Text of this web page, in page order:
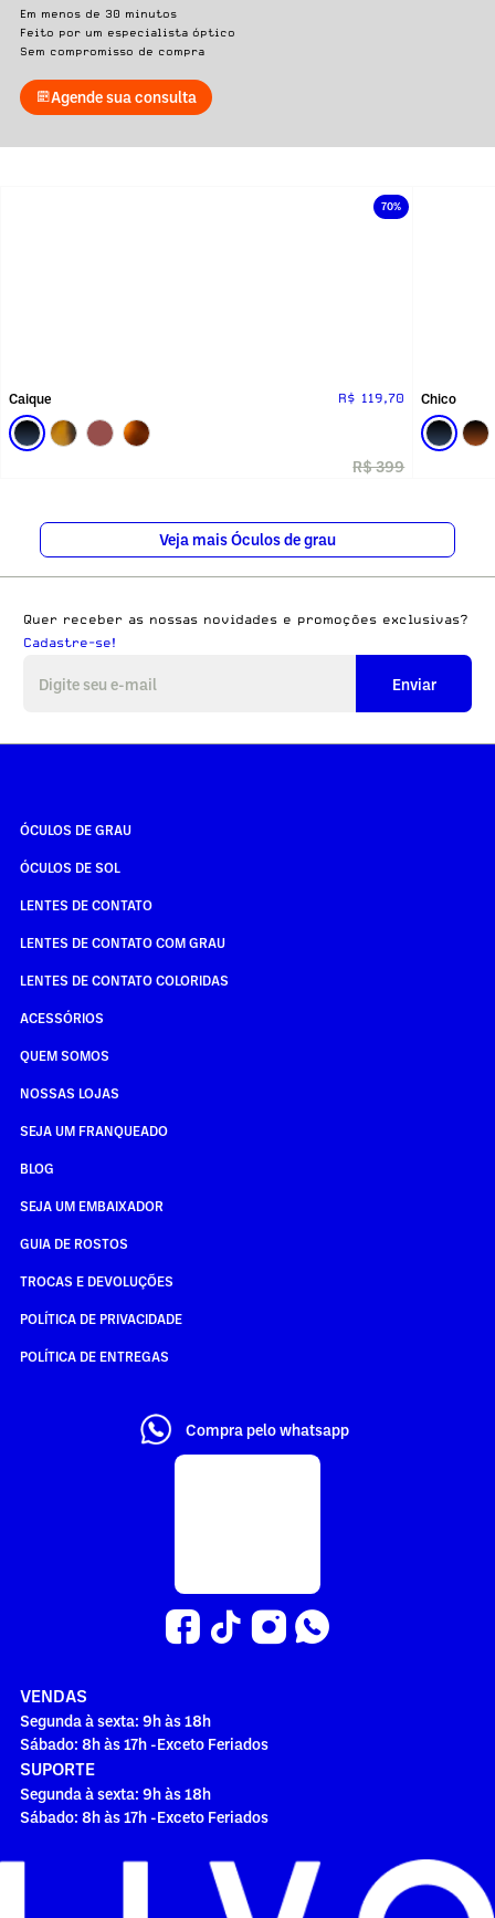
Em menos de 30 minutos
Feito por um especialista óptico
Sem compromisso de compra
Agende sua consulta
70%
Caique R$ 119,70
R$ 399
Chico
Veja mais Óculos de grau
Quer receber as nossas novidades e promoções exclusivas?
Cadastre-se!
Enviar
ÓCULOS DE GRAU
ÓCULOS DE SOL
LENTES DE CONTATO
LENTES DE CONTATO COM GRAU
LENTES DE CONTATO COLORIDAS
ACESSÓRIOS
QUEM SOMOS
NOSSAS LOJAS
SEJA UM FRANQUEADO
BLOG
SEJA UM EMBAIXADOR
GUIA DE ROSTOS
TROCAS E DEVOLUÇÕES
POLÍTICA DE PRIVACIDADE
POLÍTICA DE ENTREGAS
Compra pelo whatsapp
VENDAS
Segunda à sexta: 9h às 18h
Sábado: 8h às 17h -Exceto Feriados
SUPORTE
Segunda à sexta: 9h às 18h
Sábado: 8h às 17h -Exceto Feriados